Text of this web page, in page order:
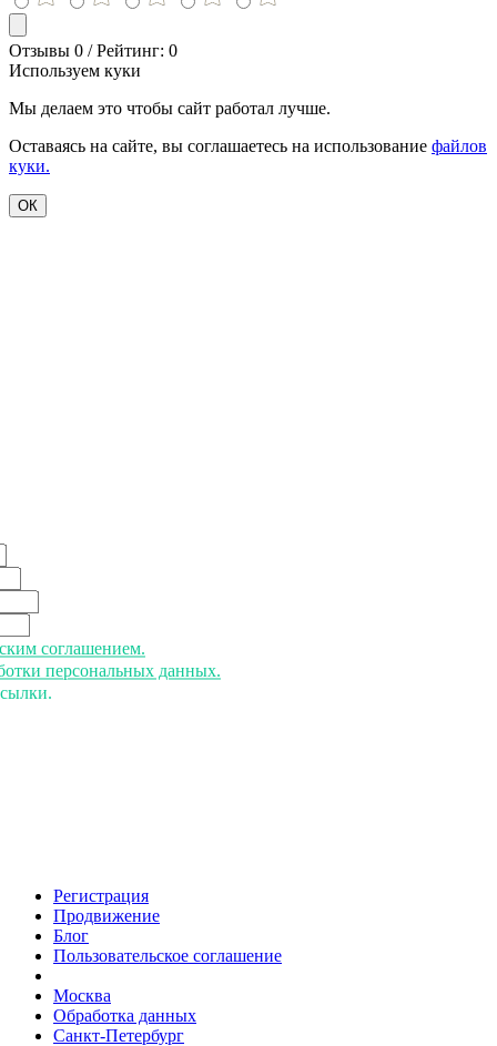
Отзывы 0 / Рейтинг: 0
Используем куки
Мы делаем это чтобы сайт работал лучше.
Оставаясь на сайте, вы соглашаетесь на использование файлов
куки.
ОК
соглашением.
персональных данных.
Регистрация
Продвижение
Блог
Пользовательское соглашение
Москва
Обработка данных
Санкт-Петербург